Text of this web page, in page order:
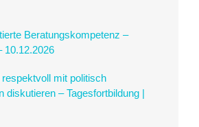
Beratungskompetenz –
10.12.2026
mit politisch
diskutieren – Tagesfortbildung |